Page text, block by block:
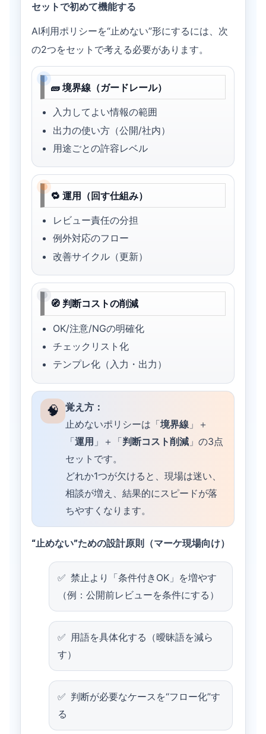
セットで初めて機能する
AI利用ポリシーを“止めない”形にするには、次
の2つをセットで考える必要があります。
🧱 境界線（ガードレール）
入力してよい情報の範囲
出力の使い方（公開/社内）
用途ごとの許容レベル
🔁 運用（回す仕組み）
レビュー責任の分担
例外対応のフロー
改善サイクル（更新）
🧭 判断コストの削減
OK/注意/NGの明確化
チェックリスト化
テンプレ化（入力・出力）
🧠 覚え方：
止めないポリシーは「境界線 」＋
「運用 」＋「判断コスト削減 」の3点
セットです。
どれか1つが欠けると、現場は迷い、
相談が増え、結果的にスピードが落
ちやすくなります。
“止めない”ための設計原則（マーケ現場向け）
禁止より「条件付きOK」を増やす
（例：公開前レビューを条件にする）
用語を具体化する（曖昧語を減ら
す）
判断が必要なケースを“フロー化”す
る